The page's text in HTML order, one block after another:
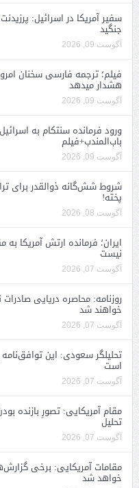
سفیر آمریکا در اسرائیل:
جنگید
آگوست 09, 2026
فیلم؛ ترجمه فارسی سخنان
هشدار میدهد
آگوست 09, 2026
ورود فرمانده سنتکام به
باب‌المندب+فیلم
آگوست 09, 2026
شروط شش‌گانه ذوالقدر برای
پخته!
آگوست 08, 2026
ایران؛ فرمانده ارتش آمریکا
نیست
آگوست 07, 2026
روزنامه: محاصره دریایی
خواهند شد
آگوست 07, 2026
تحلیلگر سعودی: این توافق‌نامه
است
آگوست 07, 2026
مقام آمریکایی: تصورِ بازنده
تحلیل
آگوست 07, 2026
مقامات آمریکایی: برخی
خواهد شد